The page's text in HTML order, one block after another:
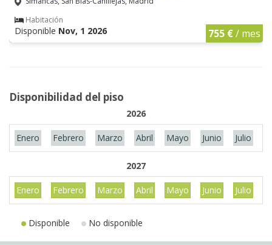
Habitación
Disponible Nov, 1 2026 755 €/ mes
Disponibilidad del piso
2026
Enero Febrero Marzo Abril Mayo Junio Julio
2027
Enero Febrero Marzo Abril Mayo Junio Julio
Disponible No disponible